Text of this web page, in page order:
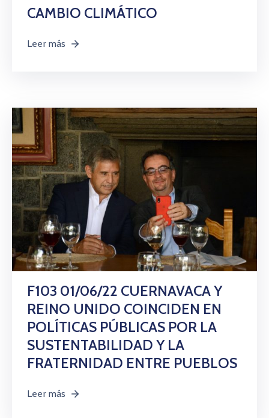
CAMBIO CLIMÁTICO
Leer más
F103 01/06/22 CUERNAVACA Y
REINO UNIDO COINCIDEN EN
POLÍTICAS PÚBLICAS POR LA
SUSTENTABILIDAD Y LA
FRATERNIDAD ENTRE PUEBLOS
Leer más